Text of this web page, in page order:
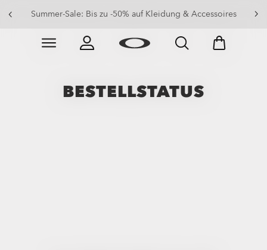
Summer-Sale: Bis zu -50% auf Kleidung & Accessoires
Slide 2 of 3. Summer-Sale: Bis zu -50% auf Kleidung &
BESTELLSTATUS